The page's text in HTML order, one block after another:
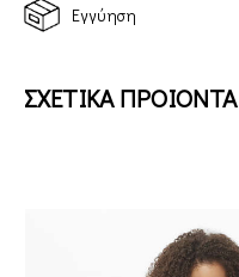
Εγγύηση
ΣΧΕΤΙΚΑ ΠΡΟΙΟΝΤΑ